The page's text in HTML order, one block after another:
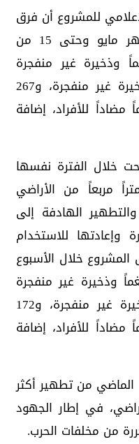
للمشروع أن فرق
"مسام" تمكنت منذ بداية شهر مايو وحتى 15 من
ذاته من نزع 3124 لغماً وذخيرة غير منفجرة
وعبوة ناسفة، شملت 2685 ذخيرة غير منفجرة، و267
للدبابات، و157 لغماً مضاداً للأفراد، إضافة
خلال الفترة نفسها
تطهير 845 ألفاً و671 متراً مربعاً من الأراضي
الهادفة إلى
وإعادتها للاستخدام
المشروع خلال الأسبوع
من مايو وحده 2285 لغماً وذخيرة غير منفجرة
وعبوة ناسفة، بينها 1964 ذخيرة غير منفجرة، و172
للدبابات، و145 لغماً مضاداً للأفراد، إضافة
الماضي من تطهير أكثر
في إطار الجهود
من مخلفات الحرب.